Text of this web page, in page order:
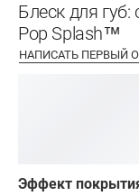
Блеск для
Pop Splash™
НАПИСАТЬ ПЕРВЫЙ
Эффект